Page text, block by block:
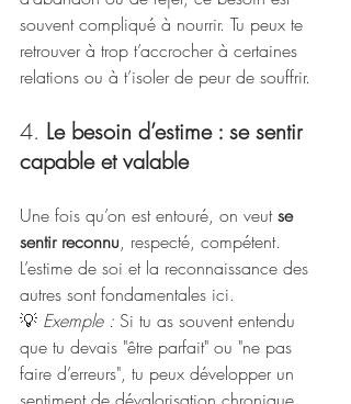
souvent compliqué à nourrir. Tu peux te
retrouver à trop t’accrocher à certaines
relations ou à t’isoler de peur de souffrir.
4. Le besoin d’estime : se sentir
capable et valable
Une fois qu’on est entouré, on veut se
sentir reconnu, respecté, compétent.
L’estime de soi et la reconnaissance des
autres sont fondamentales ici.
💡 Exemple : Si tu as souvent entendu
que tu devais "être parfait" ou "ne pas
faire d’erreurs", tu peux développer un